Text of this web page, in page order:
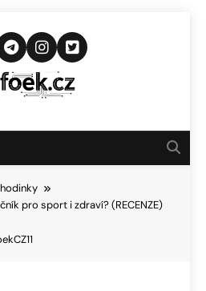
Novinkám
pro sport i zdraví? (RECENZE)